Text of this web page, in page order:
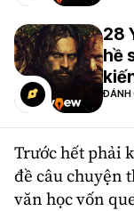
28
hề
ĐÁNH
Trước hết phải
đề câu chuyện
văn học vốn